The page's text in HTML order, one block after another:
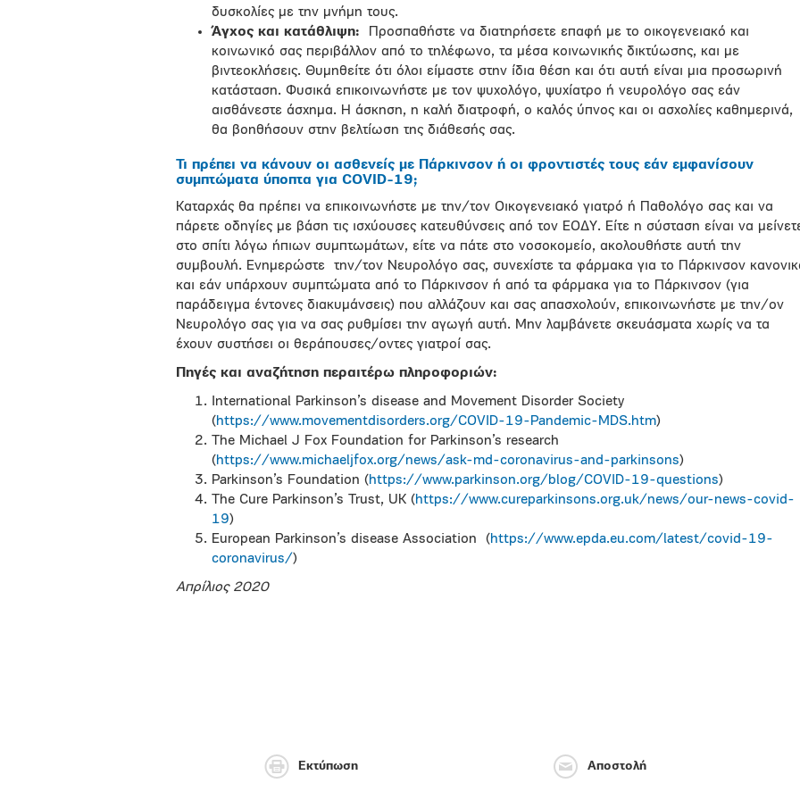
δυσκολίες με την μνήμη τους.
Άγχος και κατάθλιψη:
Προσπαθήστε να διατηρήσετε επαφή με το οικογενειακό και
κοινωνικό σας περιβάλλον από το τηλέφωνο, τα μέσα κοινωνικής δικτύωσης, και με
βιντεοκλήσεις. Θυμηθείτε ότι όλοι είμαστε στην ίδια θέση και ότι αυτή είναι μια προσωρινή
κατάσταση. Φυσικά επικοινωνήστε με τον ψυχολόγο, ψυχίατρο ή νευρολόγο σας εάν
αισθάνεστε άσχημα. Η άσκηση, η καλή διατροφή, ο καλός ύπνος και οι ασχολίες καθημερινά,
θα βοηθήσουν στην βελτίωση της διάθεσής σας.
Τι πρέπει να κάνουν οι ασθενείς με Πάρκινσον ή οι φροντιστές τους εάν εμφανίσουν
συμπτώματα ύποπτα για COVID-19;
Καταρχάς θα πρέπει να επικοινωνήστε με την/τον Οικογενειακό γιατρό ή Παθολόγο σας και να
πάρετε οδηγίες με βάση τις ισχύουσες κατευθύνσεις από τον ΕΟΔΥ. Είτε η σύσταση είναι να
στο σπίτι λόγω ήπιων συμπτωμάτων, είτε να πάτε στο νοσοκομείο, ακολουθήστε αυτή την
συμβουλή. Ενημερώστε
την/τον Νευρολόγο σας, συνεχίστε τα φάρμακα για το Πάρκινσον
και εάν υπάρχουν συμπτώματα από το Πάρκινσον ή από τα φάρμακα για το Πάρκινσον (για
παράδειγμα έντονες διακυμάνσεις) που αλλάζουν και σας απασχολούν, επικοινωνήστε με την/ον
Νευρολόγο σας για να σας ρυθμίσει την αγωγή αυτή. Μην λαμβάνετε σκευάσματα χωρίς να τα
έχουν συστήσει οι θεράπουσες/οντες γιατροί σας.
Πηγές και αναζήτηση περαιτέρω πληροφοριών:
International Parkinson’s disease and Movement Disorder Society
(https://www.movementdisorders.org/COVID-19-Pandemic-MDS.htm)
The Michael J Fox Foundation for Parkinson’s research
(https://www.michaeljfox.org/news/ask-md-coronavirus-and-parkinsons)
Parkinson’s Foundation (https://www.parkinson.org/blog/COVID-19-questions)
The Cure Parkinson’s Trust, UK (https://www.cureparkinsons.org.uk/news/our-news-covid-
19)
European Parkinson’s disease Association (https://www.epda.eu.com/latest/covid-19-
coronavirus/)
Απρίλιος 2020
Εκτύπωση Αποστολή